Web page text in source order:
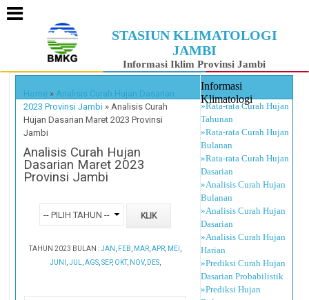
STASIUN KLIMATOLOGI
JAMBI
Informasi Iklim Provinsi Jambi
Home » Analisis Curah Hujan Dasarian
2023 Provinsi Jambi » Analisis Curah
Hujan Dasarian Maret 2023 Provinsi
Jambi
Analisis Curah Hujan
Dasarian Maret 2023
Provinsi Jambi
TAHUN 2023 BULAN :JAN FEB MAR, APR, MEI
JUNI
JUL AGS, SEP, OKT, NOV, DES,
Informasi
Klimatologi
»Rata-rata Curah Hujan
Tahunan
»Rata-rata Curah Hujan
Bulanan
»Rata-rata Curah Hujan
Dasarian
»Analisis Curah Hujan
Bulanan
»Analisis Curah Hujan
Dasarian
»Analisis Curah Hujan
Harian
»Prediksi Curah Hujan
Dasarian Probabilistik
»Prediksi Hujan